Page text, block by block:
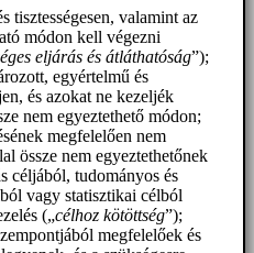
tisztességesen, valamint az
módon kell végezni
eljárás és átláthatóság”);
egyértelmű és
és azokat ne kezeljék
nem egyeztethető módon;
megfelelően nem
össze nem egyeztethetőnek
céljából, tudományos és
vagy statisztikai célból
(„célhoz kötöttség”);
megfelelőek és